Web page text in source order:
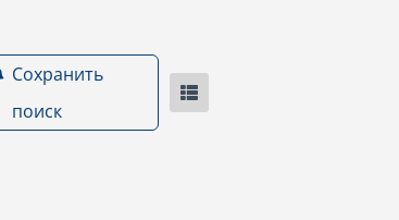
Сохранить
поиск